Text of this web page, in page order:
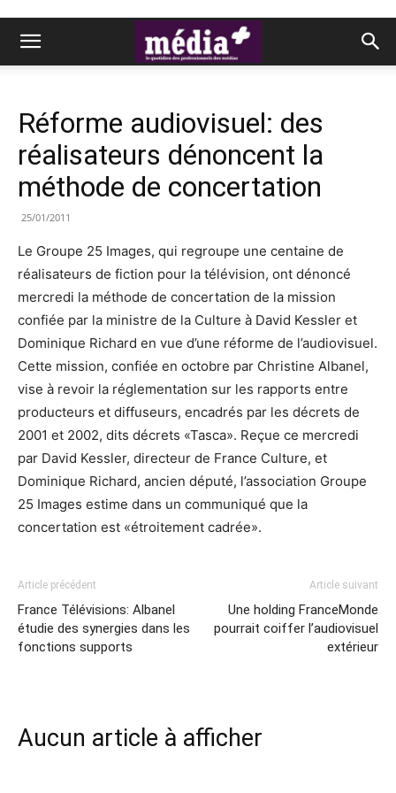
Réforme audiovisuel: des
réalisateurs dénoncent la
méthode de concertation
25/01/2011
Le Groupe 25 Images, qui regroupe une centaine de
réalisateurs de fiction pour la télévision, ont dénoncé
mercredi la méthode de concertation de la mission
confiée par la ministre de la Culture à David Kessler et
Dominique Richard en vue d’une réforme de l’audiovisuel.
Cette mission, confiée en octobre par Christine Albanel,
vise à revoir la réglementation sur les rapports entre
producteurs et diffuseurs, encadrés par les décrets de
2001 et 2002, dits décrets «Tasca». Reçue ce mercredi
par David Kessler, directeur de France Culture, et
Dominique Richard, ancien député, l’association Groupe
25 Images estime dans un communiqué que la
concertation est «étroitement cadrée».
Article précédent
France Télévisions: Albanel
étudie des synergies dans les
fonctions supports
Article suivant
Une holding FranceMonde
pourrait coiffer l’audiovisuel
extérieur
Aucun article à afficher